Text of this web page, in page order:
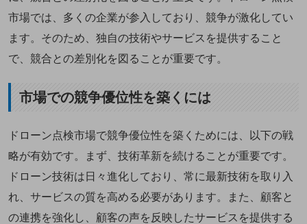
市場では、多くの企業が参入しており、競争が激化してい
ます。そのため、独自の技術やサービスを提供すること
で、競合との差別化を図ることが重要です。
市場での競争優位性を築くには
ドローン点検市場で競争優位性を築くためには、以下の戦
略が有効です。まず、技術革新を続けることが重要です。
ドローン技術は日々進化しており、常に最新技術を取り入
れ、サービスの質を高める必要があります。また、顧客と
の連携を強化し、顧客の声を反映したサービスを提供する